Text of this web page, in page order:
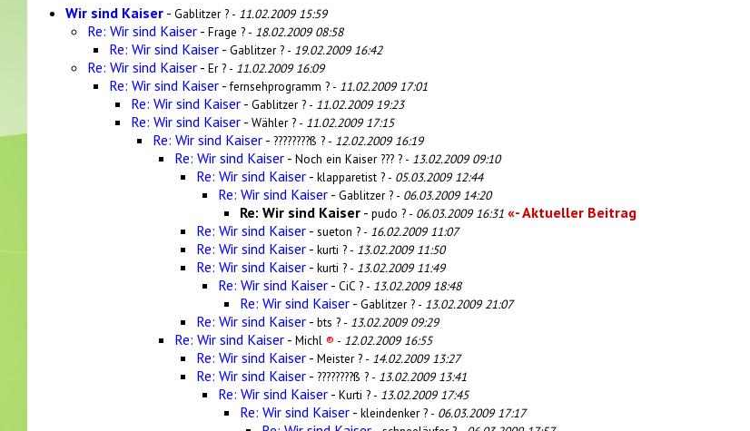
Wir sind Kaiser - Gablitzer ? - 11.02.2009 15:59
Re: Wir sind Kaiser - Frage ? - 18.02.2009 08:58
Re: Wir sind Kaiser - Gablitzer ? - 19.02.2009 16:42
Re: Wir sind Kaiser - Er ? - 11.02.2009 16:09
Re: Wir sind Kaiser -fernsehprogramm ? - 11.02.2009 17:01
Re: Wir sind Kaiser - Gablitzer ? - 11.02.2009 19:23
Re: Wir sind Kaiser - Wähler ? - 11.02.2009 17:15
Re: Wir sind Kaiser - ????????ß ? - 12.02.2009 16:19
Re: Wir sind Kaiser - Noch ein Kaiser ??? ? - 13.02.2009 09:10
Re: Wir sind Kaiser - klapparetist ? - 05.03.2009 12:44
Re: Wir sind Kaiser - Gablitzer ? - 06.03.2009 14:20
Re: Wir sind Kaiser - pudo ? - 06.03.2009 16:31 «- Aktueller Beitrag
Re: Wir sind Kaiser - sueton ? - 16.02.2009 11:07
Re: Wir sind Kaiser - kurti ? - 13.02.2009 11:50
Re: Wir sind Kaiser - kurti ? - 13.02.2009 11:49
Re: Wir sind Kaiser - CiC ? - 13.02.2009 18:48
Re: Wir sind Kaiser - Gablitzer ? - 13.02.2009 21:07
Re: Wir sind Kaiser - bts ? - 13.02.2009 09:29
Re: Wir sind Kaiser - Michl ® - 12.02.2009 16:55
Re: Wir sind Kaiser - Meister ? - 14.02.2009 13:27
Re: Wir sind Kaiser - ????????ß ? - 13.02.2009 13:41
Re: Wir sind Kaiser - Kurti ? - 13.02.2009 17:45
Re: Wir sind Kaiser - kleindenker ? - 06.03.2009 17:17